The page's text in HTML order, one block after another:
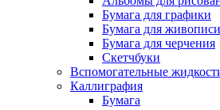
Бумага для графики
Бумага для живописи
Бумага для черчения
Скетчбуки
Вспомогательные
Каллиграфия
Бумага